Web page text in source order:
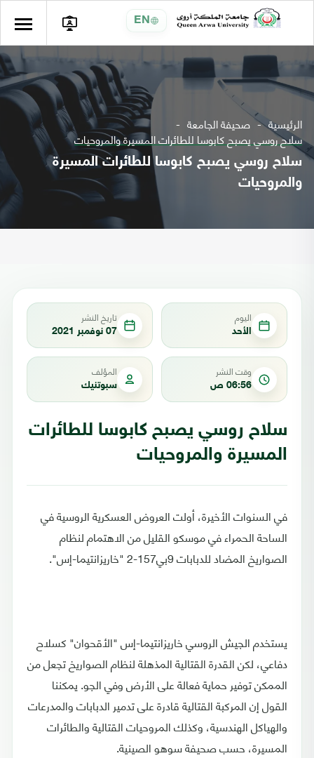
EN
الرئيسية صحيفة الجامعة
سلاح روسي يصبح كابوسا للطائرات المسيرة والمروحيات
سلاح روسي يصبح كابوسا للطائرات المسيرة
والمروحيات
اليوم
الأحد
تاريخ النشر
07 نوفمبر 2021
وقت النشر
06:56 ص
المؤلف
سبوتنيك
سلاح روسي يصبح كابوسا للطائرات
المسيرة والمروحيات
في السنوات الأخيرة، أولت العروض العسكرية الروسية في
الساحة الحمراء في موسكو القليل من الاهتمام لنظام
الصواريخ المضاد للدبابات 9بي157-2 "خاريزانتيما-إس".
يستخدم الجيش الروسي خاريزانتيما-إس "الأقحوان" كسلاح
دفاعي، لكن القدرة القتالية المذهلة لنظام الصواريخ تجعل من
الممكن توفير حماية فعالة على الأرض وفي الجو. يمكننا
القول إن المركبة القتالية قادرة على تدمير الدبابات والمدرعات
والهياكل الهندسية، وكذلك المروحيات القتالية والطائرات
المسيرة، حسب صحيفة سوهو الصينية.